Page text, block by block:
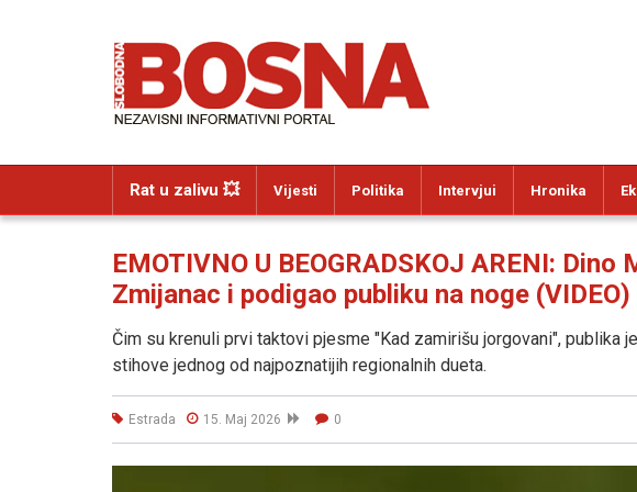
Rat u zalivu 💥 Vijesti Politika Intervjui Hronika
EMOTIVNO U BEOGRADSKOJ ARENI:
Zmijanac i podigao publiku na noge (VIDEO)
Čim su krenuli prvi taktovi pjesme "Kad zamirišu jorgovani", publika
stihove jednog od najpoznatijih regionalnih dueta.
Estrada 15. Maj 2026 0